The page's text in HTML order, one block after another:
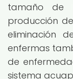
tamaño de
producción
eliminación
enfermas
de
sistema